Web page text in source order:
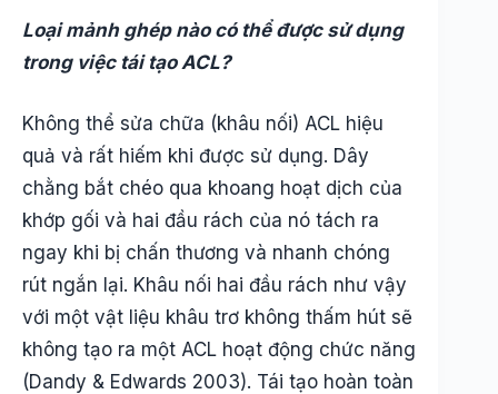
Loại mảnh ghép nào có thể được sử dụng
trong việc tái tạo ACL?
Không thể sửa chữa (khâu nối) ACL hiệu
quả và rất hiếm khi được sử dụng. Dây
chằng bắt chéo qua khoang hoạt dịch của
khớp gối và hai đầu rách của nó tách ra
ngay khi bị chấn thương và nhanh chóng
rút ngắn lại. Khâu nối hai đầu rách như vậy
với một vật liệu khâu trơ không thấm hút sẽ
không tạo ra một ACL hoạt động chức năng
(Dandy & Edwards 2003). Tái tạo hoàn toàn